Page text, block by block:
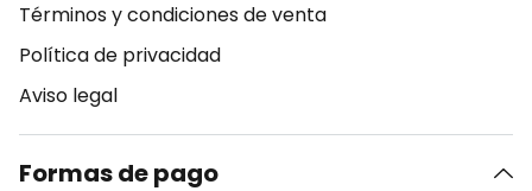
Términos y condiciones de venta
Política de privacidad
Aviso legal
Formas de pago